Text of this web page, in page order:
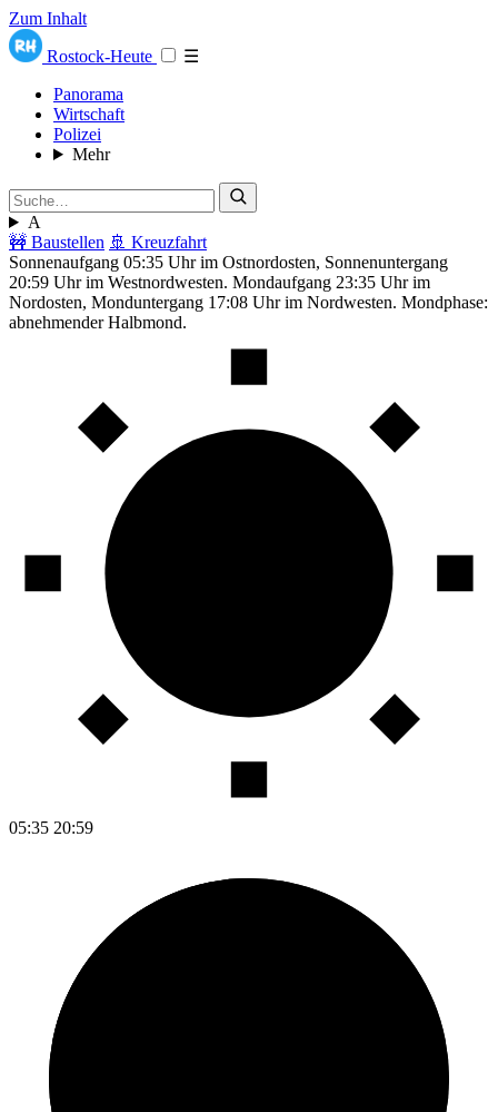
Zum Inhalt
Rostock-Heute
☰
Panorama
Wirtschaft
Polizei
Mehr
A
🚧 Baustellen 🚢 Kreuzfahrt
Sonnenaufgang 05:35 Uhr im Ostnordosten, Sonnenuntergang
20:59 Uhr im Westnordwesten. Mondaufgang 23:35 Uhr im
Nordosten, Monduntergang 17:08 Uhr im Nordwesten. Mondphase:
abnehmender Halbmond.
05:35 20:59